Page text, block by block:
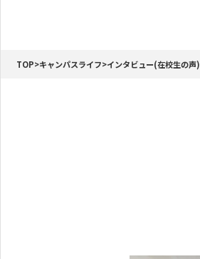
TOP>キャンパスライフ>インタビュー(在校生の声)